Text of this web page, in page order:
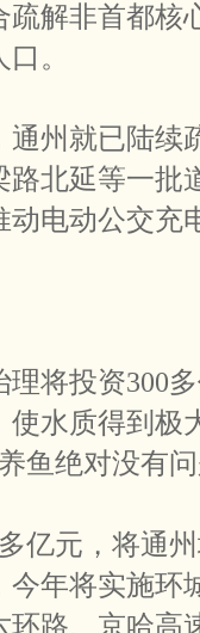
解非首都核
。
州就已陆续
北延等一批
电动公交充
将投资300
使水质得到极
鱼绝对没有
亿元，将通
年将实施环
路、京哈高